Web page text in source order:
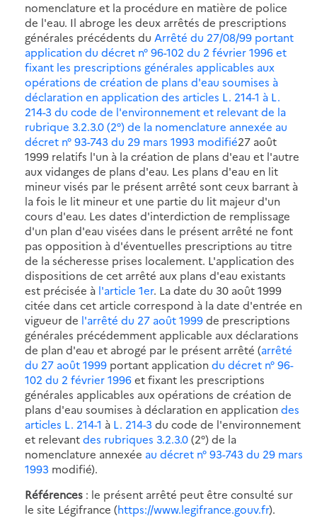
nomenclature et la procédure en matière de police
de l'eau. Il abroge les deux arrêtés de prescriptions
générales précédents du Arrêté du 27/08/99 portant
application du décret n° 96-102 du 2 février 1996 et
fixant les prescriptions générales applicables aux
opérations de création de plans d'eau soumises à
déclaration en application des articles L. 214-1 à L.
214-3 du code de l'environnement et relevant de la
rubrique 3.2.3.0 (2°) de la nomenclature annexée au
décret n° 93-743 du 29 mars 1993 modifié27 août
1999 relatifs l'un à la création de plans d'eau et l'autre
aux vidanges de plans d'eau. Les plans d'eau en lit
mineur visés par le présent arrêté sont ceux barrant à
la fois le lit mineur et une partie du lit majeur d'un
cours d'eau. Les dates d'interdiction de remplissage
d'un plan d'eau visées dans le présent arrêté ne font
pas opposition à d'éventuelles prescriptions au titre
de la sécheresse prises localement. L'application des
dispositions de cet arrêté aux plans d'eau existants
est précisée à l'article 1er. La date du 30 août 1999
citée dans cet article correspond à la date d'entrée en
vigueur de l'arrêté du 27 août 1999de prescriptions
générales précédemment applicable aux déclarations
de plan d'eau et abrogé par le présent arrêté (arrêté
du 27 août 1999 portant application du décret n° 96-
102 du 2 février 1996et fixant les prescriptions
générales applicables aux opérations de création de
plans d'eau soumises à déclaration en application des
articles L. 214-1 à L. 214-3 du code de l'environnement
et relevantdes rubriques 3.2.3.0(2°) de la
nomenclature annexée au décret n° 93-743 du 29 mars
1993 modifié).
Références : le présent arrêté peut être consulté sur
le site Légifrance (https://www.legifrance.gouv.fr).